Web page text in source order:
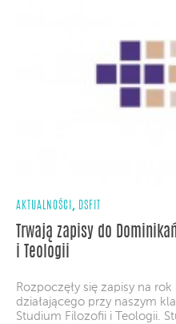
AKTUALNOŚCI , DSFIT
Trwają zapisy do
i Teologii
Rozpoczęły się zapisy na
działającego przy naszym
Studium Filozofii i Teologii.